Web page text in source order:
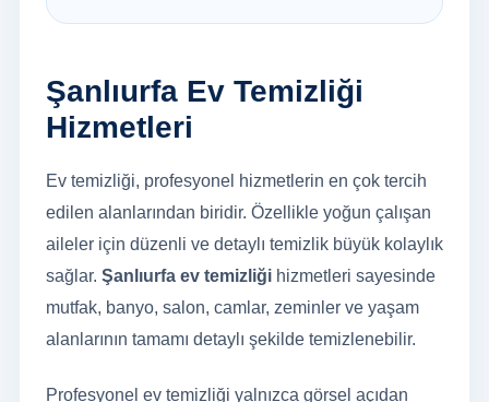
Şanlıurfa Ev Temizliği
Hizmetleri
Ev temizliği, profesyonel hizmetlerin en çok tercih
edilen alanlarından biridir. Özellikle yoğun çalışan
aileler için düzenli ve detaylı temizlik büyük kolaylık
sağlar. Şanlıurfa ev temizliğihizmetleri sayesinde
mutfak, banyo, salon, camlar, zeminler ve yaşam
alanlarının tamamı detaylı şekilde temizlenebilir.
Profesyonel ev temizliği yalnızca görsel açıdan